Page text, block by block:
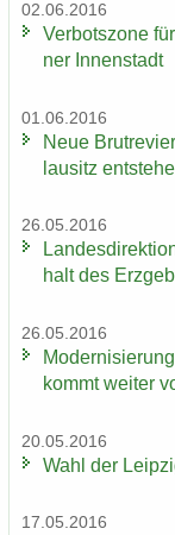
02.06.2016
Ver­bots­zo­ne
ner In­nen­stadt
01.06.2016
Neue
lau­sitz
26.05.2016
halt des
26.05.2016
kommt wei­ter
20.05.2016
Wahl der
17.05.2016